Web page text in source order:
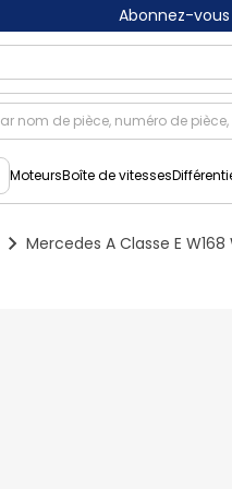
Abonnez-
MoteursBoîte de vitesses
Mercedes A Classe E